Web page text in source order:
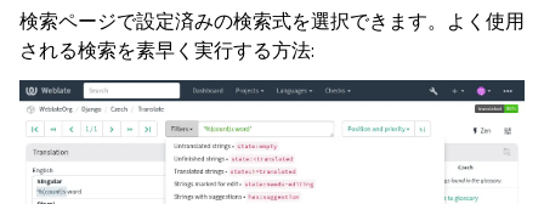
検索ページで設定済みの検索式を選択できます。よく使用
される検索を素早く実行する方法: